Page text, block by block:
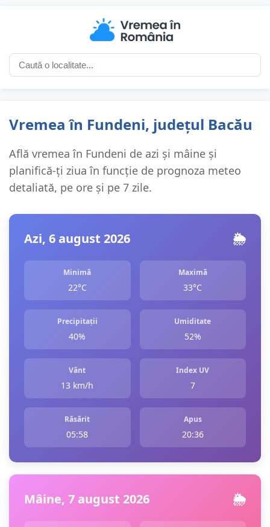
Vremea în Fundeni, județul Bacău
Află vremea în Fundeni de azi și mâine și
planifică-ți ziua în funcție de prognoza meteo
detaliată, pe ore și pe 7 zile.
Azi, 6 august 2026 🌦️
Minimă
22°C
Maximă
33°C
Precipitații
40%
Umiditate
52%
Vânt
13 km/h
Index UV
7
Răsărit
05:58
Apus
20:36
Mâine, 7 august 2026 🌦️